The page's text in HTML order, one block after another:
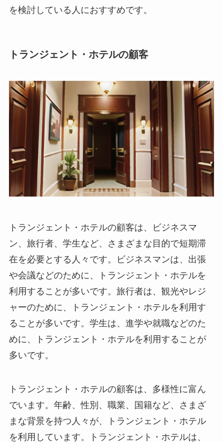
を検討している人におすすめです。
トランジェント・ホテルの顧客
トランジェント・ホテルの顧客は、ビジネスマ
ン、旅行者、学生など、さまざまな目的で短期滞
在を必要とする人々です。ビジネスマンは、出張
や会議などのために、トランジェント・ホテルを
利用することが多いです。旅行者は、観光やレジ
ャーのために、トランジェント・ホテルを利用す
ることが多いです。学生は、進学や就職などのた
めに、トランジェント・ホテルを利用することが
多いです。
トランジェント・ホテルの顧客は、多様性に富ん
でいます。年齢、性別、職業、国籍など、さまざ
まな背景を持つ人々が、トランジェント・ホテル
を利用しています。トランジェント・ホテルは、